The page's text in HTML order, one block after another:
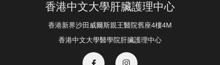
香港中文大學肝臟護理中心
香港新界沙田威爾斯親王醫院舊座4樓4M
香港中文大學醫學院肝臟護理中心